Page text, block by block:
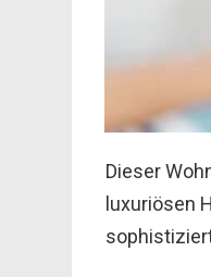
Dieser
luxuriösen